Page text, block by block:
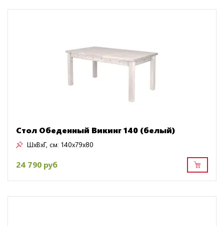
Стол Обеденный Викинг 140 (белый)
ШxВxГ, см: 140x79x80
24 790 руб